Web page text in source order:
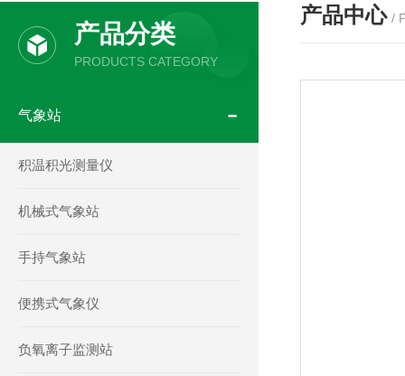
产品分类
PRODUCTS CATEGORY
气象站
积温积光测量仪
机械式气象站
手持气象站
便携式气象仪
负氧离子监测站
产品中心 /